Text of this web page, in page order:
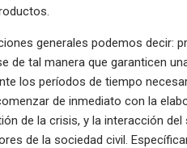
generales podemos decir:
de tal manera que garanticen
los períodos de tiempo
de inmediato con la
de la crisis, y la interacción
de la sociedad civil.